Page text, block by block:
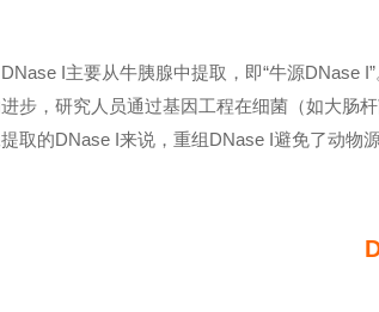
I主要从牛胰腺中提取，即“牛源DNase
步，研究人员通过基因工程在细菌（如大肠
取的DNase I来说，重组DNase I避免了动物